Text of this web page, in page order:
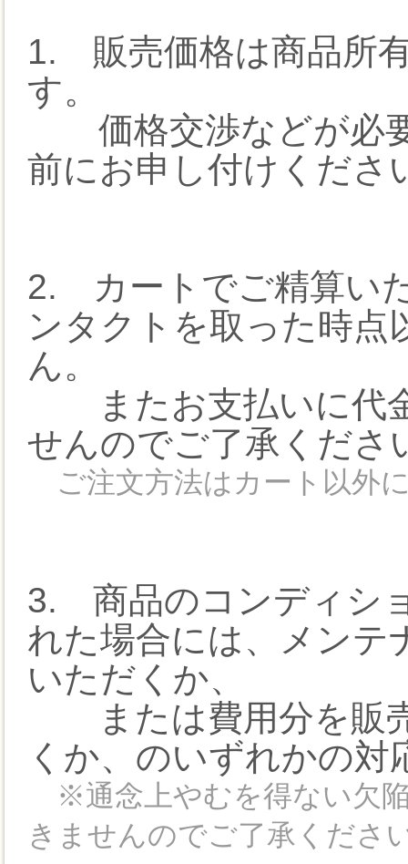
1. 販売価格は商品所
す。
価格交渉などが必要
前にお申し付けくださ
2. カートでご精算い
ンタクトを取った時
ん。
またお支払いに代
せんのでご了承くださ
ご注文方法はカート以外
3. 商品のコンディシ
れた場合には、メンテ
いただくか、
または費用分を販
くか、のいずれかの
※通念上やむを得ない欠
きませんのでご了承くださ